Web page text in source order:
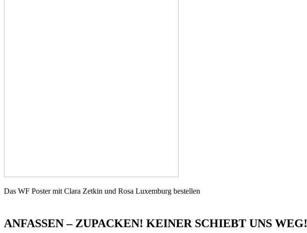
Das WF Poster mit Clara Zetkin und Rosa Luxemburg bestellen
ANFASSEN – ZUPACKEN! KEINER SCHIEBT UNS WEG!